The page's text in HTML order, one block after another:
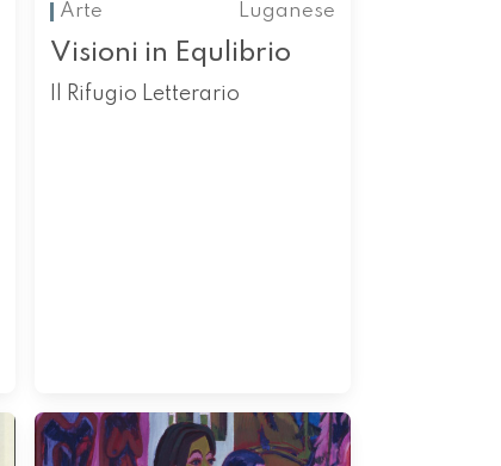
Arte
Luganese
Visioni in Equlibrio
Il Rifugio Letterario